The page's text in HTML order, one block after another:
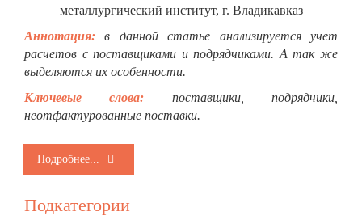
металлургический институт, г. Владикавказ
Аннотация: в данной статье анализируется учет
расчетов с поставщиками и подрядчиками. А так же
выделяются их особенности.
Ключевые слова: поставщики, подрядчики,
неотфактурованные поставки.
Подробнее...
Подкатегории